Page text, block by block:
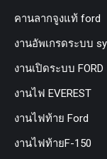
คานลากจูงแท้ ford
งานอัพเกรดระบบ
งานเปิดระบบ FORD
งานไฟ EVEREST
งานไฟท้าย Ford
งานไฟท้ายF-150